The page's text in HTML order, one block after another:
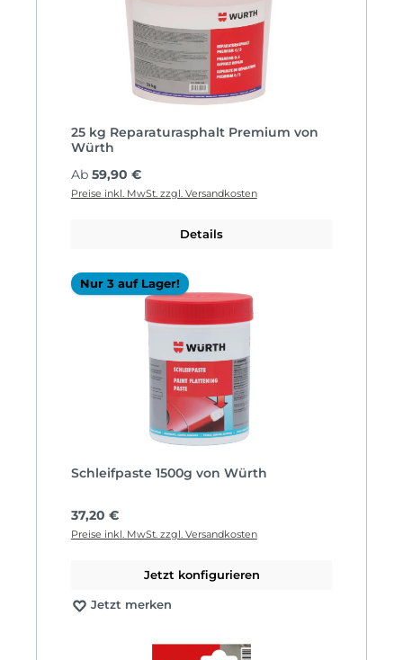
25 kg Reparaturasphalt Premium von
Würth
Regulärer Preis:
Ab 59,90 €
Preise inkl. MwSt. zzgl. Versandkosten
Details
Nur 3 auf Lager!
Schleifpaste 1500g von Würth
Regulärer Preis:
37,20 €
Preise inkl. MwSt. zzgl. Versandkosten
Jetzt konfigurieren
Jetzt merken